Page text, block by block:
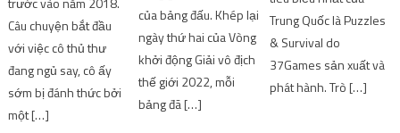
Câu chuyện bắt đầu
với việc cô thủ thư
đang ngủ say, cô ấy
sớm bị đánh thức bởi
một […]
của bảng đấu. Khép lại
ngày thứ hai của Vòng
khởi động Giải vô địch
thế giới 2022, mỗi
bảng đã […]
Trung Quốc là Puzzles
& Survival do
37Games sản xuất và
phát hành. Trò […]